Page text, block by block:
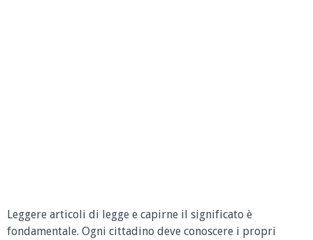
Leggere articoli di legge e capirne il significato è
fondamentale. Ogni cittadino deve conoscere i propri